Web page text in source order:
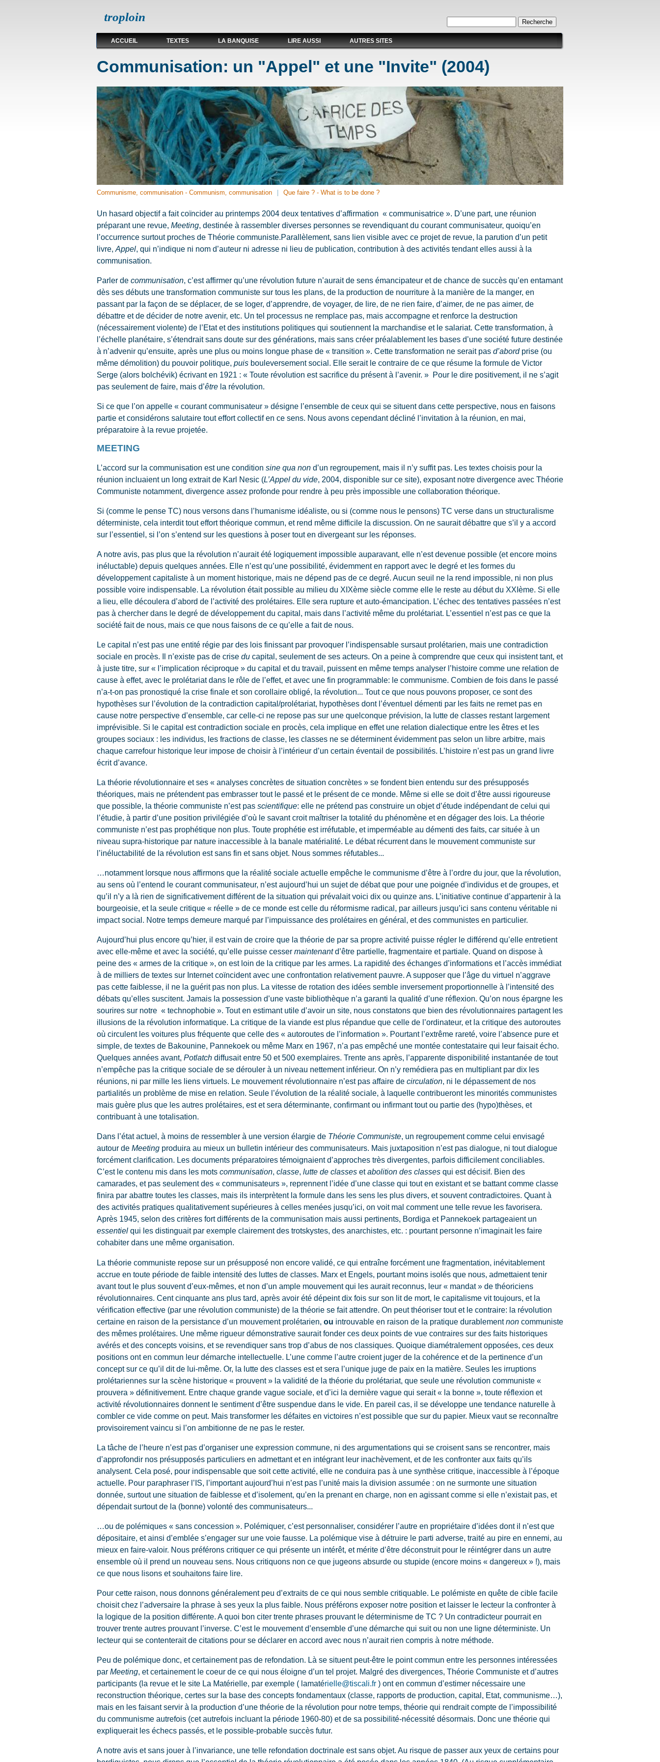
troploin Formulaire de recherche
ACCUEIL TEXTES LA BANQUISE LIRE AUSSI AUTRES SITES
Communisation: un "Appel" et une "Invite" (2004)
Communisme, communisation - Communism, communisation Que faire ? - What is to be done ?
Un hasard objectif a fait coïncider au printemps 2004 deux tentatives d’affirmation « communisatrice ». D’une part, une réunion
préparant une revue, Meeting, destinée à rassembler diverses personnes se revendiquant du courant communisateur, quoiqu’en
l’occurrence surtout proches de Théorie communiste.Parallèlement, sans lien visible avec ce projet de revue, la parution d’un petit
livre, Appel, qui n’indique ni nom d’auteur ni adresse ni lieu de publication, contribution à des activités tendant elles aussi à la
communisation.
Parler de communisation, c’est affirmer qu’une révolution future n’aurait de sens émancipateur et de chance de succès qu’en entamant
dès ses débuts une transformation communiste sur tous les plans, de la production de nourriture à la manière de la manger, en
passant par la façon de se déplacer, de se loger, d’apprendre, de voyager, de lire, de ne rien faire, d’aimer, de ne pas aimer, de
débattre et de décider de notre avenir, etc. Un tel processus ne remplace pas, mais accompagne et renforce la destruction
(nécessairement violente) de l’Etat et des institutions politiques qui soutiennent la marchandise et le salariat. Cette transformation, à
l’échelle planétaire, s’étendrait sans doute sur des générations, mais sans créer préalablement les bases d’une société future destinée
à n’advenir qu’ensuite, après une plus ou moins longue phase de « transition ». Cette transformation ne serait pas d’abord prise (ou
même démolition) du pouvoir politique, puis bouleversement social. Elle serait le contraire de ce que résume la formule de Victor
Serge (alors bolchévik) écrivant en 1921 : « Toute révolution est sacrifice du présent à l’avenir. » Pour le dire positivement, il ne s’agit
pas seulement de faire, mais d’être la révolution.
Si ce que l’on appelle « courant communisateur » désigne l’ensemble de ceux qui se situent dans cette perspective, nous en faisons
partie et considérons salutaire tout effort collectif en ce sens. Nous avons cependant décliné l’invitation à la réunion, en mai,
préparatoire à la revue projetée.
MEETING
L’accord sur la communisation est une condition sine qua non d’un regroupement, mais il n’y suffit pas. Les textes choisis pour la
réunion incluaient un long extrait de Karl Nesic (L’Appel du vide , 2004, disponible sur ce site), exposant notre divergence avec Théorie
Communiste notamment, divergence assez profonde pour rendre à peu près impossible une collaboration théorique.
Si (comme le pense TC) nous versons dans l’humanisme idéaliste, ou si (comme nous le pensons) TC verse dans un structuralisme
déterministe, cela interdit tout effort théorique commun, et rend même difficile la discussion. On ne saurait débattre que s’il y a accord
sur l’essentiel, si l’on s’entend sur les questions à poser tout en divergeant sur les réponses.
A notre avis, pas plus que la révolution n’aurait été logiquement impossible auparavant, elle n’est devenue possible (et encore moins
inéluctable) depuis quelques années. Elle n’est qu’une possibilité, évidemment en rapport avec le degré et les formes du
développement capitaliste à un moment historique, mais ne dépend pas de ce degré. Aucun seuil ne la rend impossible, ni non plus
possible voire indispensable. La révolution était possible au milieu du XIXème siècle comme elle le reste au début du XXIème. Si elle
a lieu, elle découlera d’abord de l’activité des prolétaires. Elle sera rupture et auto-émancipation. L’échec des tentatives passées n’est
pas à chercher dans le degré de développement du capital, mais dans l’activité même du prolétariat. L’essentiel n’est pas ce que la
société fait de nous, mais ce que nous faisons de ce qu’elle a fait de nous.
Le capital n’est pas une entité régie par des lois finissant par provoquer l’indispensable sursaut prolétarien, mais une contradiction
sociale en procès. Il n’existe pas de crise du capital, seulement de ses acteurs. On a peine à comprendre que ceux qui insistent tant, et
à juste titre, sur « l’implication réciproque » du capital et du travail, puissent en même temps analyser l’histoire comme une relation de
cause à effet, avec le prolétariat dans le rôle de l’effet, et avec une fin programmable: le communisme. Combien de fois dans le passé
n’a-t-on pas pronostiqué la crise finale et son corollaire obligé, la révolution... Tout ce que nous pouvons proposer, ce sont des
hypothèses sur l’évolution de la contradiction capital/prolétariat, hypothèses dont l’éventuel démenti par les faits ne remet pas en
cause notre perspective d’ensemble, car celle-ci ne repose pas sur une quelconque prévision, la lutte de classes restant largement
imprévisible. Si le capital est contradiction sociale en procès, cela implique en effet une relation dialectique entre les êtres et les
groupes sociaux : les individus, les fractions de classe, les classes ne se déterminent évidemment pas selon un libre arbitre, mais
chaque carrefour historique leur impose de choisir à l’intérieur d’un certain éventail de possibilités. L’histoire n’est pas un grand livre
écrit d’avance.
La théorie révolutionnaire et ses « analyses concrètes de situation concrètes » se fondent bien entendu sur des présupposés
théoriques, mais ne prétendent pas embrasser tout le passé et le présent de ce monde. Même si elle se doit d’être aussi rigoureuse
que possible, la théorie communiste n’est pas scientifique: elle ne prétend pas construire un objet d’étude indépendant de celui qui
l’étudie, à partir d’une position privilégiée d’où le savant croit maîtriser la totalité du phénomène et en dégager des lois. La théorie
communiste n’est pas prophétique non plus. Toute prophétie est irréfutable, et imperméable au démenti des faits, car située à un
niveau supra-historique par nature inaccessible à la banale matérialité. Le débat récurrent dans le mouvement communiste sur
l’inéluctabilité de la révolution est sans fin et sans objet. Nous sommes réfutables...
…notamment lorsque nous affirmons que la réalité sociale actuelle empêche le communisme d’être à l’ordre du jour, que la révolution,
au sens où l’entend le courant communisateur, n’est aujourd’hui un sujet de débat que pour une poignée d’individus et de groupes, et
qu’il n’y a là rien de significativement différent de la situation qui prévalait voici dix ou quinze ans. L’initiative continue d’appartenir à la
bourgeoisie, et la seule critique « réelle » de ce monde est celle du réformisme radical, par ailleurs jusqu’ici sans contenu véritable ni
impact social. Notre temps demeure marqué par l’impuissance des prolétaires en général, et des communistes en particulier.
Aujourd’hui plus encore qu’hier, il est vain de croire que la théorie de par sa propre activité puisse régler le différend qu’elle entretient
avec elle-même et avec la société, qu’elle puisse cesser maintenantd’être partielle, fragmentaire et partiale. Quand on dispose à
peine des « armes de la critique », on est loin de la critique par les armes. La rapidité des échanges d’informations et l’accès immédiat
à de milliers de textes sur Internet coïncident avec une confrontation relativement pauvre. A supposer que l’âge du virtuel n’aggrave
pas cette faiblesse, il ne la guérit pas non plus. La vitesse de rotation des idées semble inversement proportionnelle à l’intensité des
débats qu’elles suscitent. Jamais la possession d’une vaste bibliothèque n’a garanti la qualité d’une réflexion. Qu’on nous épargne les
sourires sur notre « technophobie ». Tout en estimant utile d’avoir un site, nous constatons que bien des révolutionnaires partagent les
illusions de la révolution informatique. La critique de la viande est plus répandue que celle de l’ordinateur, et la critique des autoroutes
où circulent les voitures plus fréquente que celle des « autoroutes de l’information ». Pourtant l’extrême rareté, voire l’absence pure et
simple, de textes de Bakounine, Pannekoek ou même Marx en 1967, n’a pas empêché une montée contestataire qui leur faisait écho.
Quelques années avant, Potlatch diffusait entre 50 et 500 exemplaires. Trente ans après, l’apparente disponibilité instantanée de tout
n’empêche pas la critique sociale de se dérouler à un niveau nettement inférieur. On n’y remédiera pas en multipliant par dix les
réunions, ni par mille les liens virtuels. Le mouvement révolutionnaire n’est pas affaire de circulation, ni le dépassement de nos
partialités un problème de mise en relation. Seule l’évolution de la réalité sociale, à laquelle contribueront les minorités communistes
mais guère plus que les autres prolétaires, est et sera déterminante, confirmant ou infirmant tout ou partie des (hypo)thèses, et
contribuant à une totalisation.
Dans l’état actuel, à moins de ressembler à une version élargie de Théorie Communiste, un regroupement comme celui envisagé
autour de Meeting produira au mieux un bulletin intérieur des communisateurs. Mais juxtaposition n’est pas dialogue, ni tout dialogue
forcément clarification. Les documents préparatoires témoignaient d’approches très divergentes, parfois difficilement conciliables.
C’est le contenu mis dans les mots communisation, classe, lutte de classes etabolition des classes qui est décisif. Bien des
camarades, et pas seulement des « communisateurs », reprennent l’idée d’une classe qui tout en existant et se battant comme classe
finira par abattre toutes les classes, mais ils interprètent la formule dans les sens les plus divers, et souvent contradictoires. Quant à
des activités pratiques qualitativement supérieures à celles menées jusqu’ici, on voit mal comment une telle revue les favorisera.
Après 1945, selon des critères fort différents de la communisation mais aussi pertinents, Bordiga et Pannekoek partageaient un
essentiel qui les distinguait par exemple clairement des trotskystes, des anarchistes, etc. : pourtant personne n’imaginait les faire
cohabiter dans une même organisation.
La théorie communiste repose sur un présupposé non encore validé, ce qui entraîne forcément une fragmentation, inévitablement
accrue en toute période de faible intensité des luttes de classes. Marx et Engels, pourtant moins isolés que nous, admettaient tenir
avant tout le plus souvent d’eux-mêmes, et non d’un ample mouvement qui les aurait reconnus, leur « mandat » de théoriciens
révolutionnaires. Cent cinquante ans plus tard, après avoir été dépeint dix fois sur son lit de mort, le capitalisme vit toujours, et la
vérification effective (par une révolution communiste) de la théorie se fait attendre. On peut théoriser tout et le contraire: la révolution
certaine en raison de la persistance d’un mouvement prolétarien, ou introuvable en raison de la pratique durablementnon communiste
des mêmes prolétaires. Une même rigueur démonstrative saurait fonder ces deux points de vue contraires sur des faits historiques
avérés et des concepts voisins, et se revendiquer sans trop d’abus de nos classiques. Quoique diamétralement opposées, ces deux
positions ont en commun leur démarche intellectuelle. L’une comme l’autre croient juger de la cohérence et de la pertinence d’un
concept sur ce qu’il dit de lui-même. Or, la lutte des classes est et sera l’unique juge de paix en la matière. Seules les irruptions
prolétariennes sur la scène historique « prouvent » la validité de la théorie du prolétariat, que seule une révolution communiste «
prouvera » définitivement. Entre chaque grande vague sociale, et d’ici la dernière vague qui serait « la bonne », toute réflexion et
activité révolutionnaires donnent le sentiment d’être suspendue dans le vide. En pareil cas, il se développe une tendance naturelle à
combler ce vide comme on peut. Mais transformer les défaites en victoires n’est possible que sur du papier. Mieux vaut se reconnaître
provisoirement vaincu si l’on ambitionne de ne pas le rester.
La tâche de l’heure n’est pas d’organiser une expression commune, ni des argumentations qui se croisent sans se rencontrer, mais
d’approfondir nos présupposés particuliers en admettant et en intégrant leur inachèvement, et de les confronter aux faits qu’ils
analysent. Cela posé, pour indispensable que soit cette activité, elle ne conduira pas à une synthèse critique, inaccessible à l’époque
actuelle. Pour paraphraser l’IS, l’important aujourd’hui n’est pas l’unité mais la division assumée : on ne surmonte une situation
donnée, surtout une situation de faiblesse et d’isolement, qu’en la prenant en charge, non en agissant comme si elle n’existait pas, et
dépendait surtout de la (bonne) volonté des communisateurs...
…ou de polémiques « sans concession ». Polémiquer, c’est personnaliser, considérer l’autre en propriétaire d’idées dont il n’est que
dépositaire, et ainsi d’emblée s’engager sur une voie fausse. La polémique vise à détruire le parti adverse, traité au pire en ennemi, au
mieux en faire-valoir. Nous préférons critiquer ce qui présente un intérêt, et mérite d’être déconstruit pour le réintégrer dans un autre
ensemble où il prend un nouveau sens. Nous critiquons non ce que jugeons absurde ou stupide (encore moins « dangereux » !), mais
ce que nous lisons et souhaitons faire lire.
Pour cette raison, nous donnons généralement peu d’extraits de ce qui nous semble critiquable. Le polémiste en quête de cible facile
choisit chez l’adversaire la phrase à ses yeux la plus faible. Nous préférons exposer notre position et laisser le lecteur la confronter à
la logique de la position différente. A quoi bon citer trente phrases prouvant le déterminisme de TC ? Un contradicteur pourrait en
trouver trente autres prouvant l’inverse. C’est le mouvement d’ensemble d’une démarche qui suit ou non une ligne déterministe. Un
lecteur qui se contenterait de citations pour se déclarer en accord avec nous n’aurait rien compris à notre méthode.
Peu de polémique donc, et certainement pas de refondation. Là se situent peut-être le point commun entre les personnes intéressées
par Meeting, et certainement le coeur de ce qui nous éloigne d’un tel projet. Malgré des divergences, Théorie Communiste et d’autres
participants (la revue et le site La Matérielle, par exemple ( lamatérielle@tiscali.fr ) ont en commun d’estimer nécessaire une
reconstruction théorique, certes sur la base des concepts fondamentaux (classe, rapports de production, capital, Etat, communisme…),
mais en les faisant servir à la production d’une théorie de la révolution pour notre temps, théorie qui rendrait compte de l’impossibilité
du communisme autrefois (cet autrefois incluant la période 1960-80) et de sa possibilité-nécessité désormais. Donc une théorie qui
expliquerait les échecs passés, et le possible-probable succès futur.
A notre avis et sans jouer à l’invariance, une telle refondation doctrinale est sans objet. Au risque de passer aux yeux de certains pour